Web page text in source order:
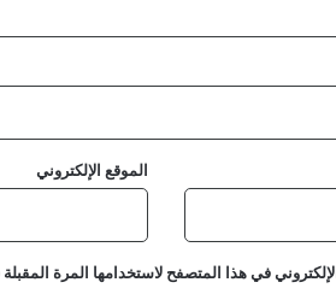
الموقع الإلكتروني
في هذا المتصفح لاستخدامها المرة